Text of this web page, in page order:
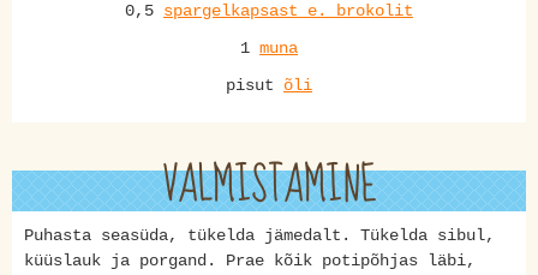
0,5 spargelkapsast e. brokolit
1 muna
pisut õli
VALMISTAMINE
Puhasta seasüda, tükelda jämedalt. Tükelda sibul,
küüslauk ja porgand. Prae kõik potipõhjas läbi,